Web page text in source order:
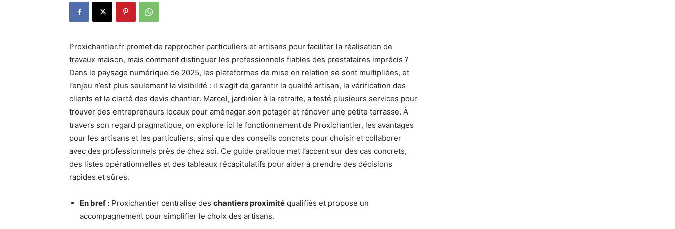
Proxichantier.fr promet de rapprocher particuliers et artisans pour faciliter la réalisation de
travaux maison, mais comment distinguer les professionnels fiables des prestataires imprécis ?
Dans le paysage numérique de 2025, les plateformes de mise en relation se sont multipliées, et
l’enjeu n’est plus seulement la visibilité : il s’agit de garantir la qualité artisan, la vérification des
clients et la clarté des devis chantier. Marcel, jardinier à la retraite, a testé plusieurs services pour
trouver des entrepreneurs locaux pour aménager son potager et rénover une petite terrasse. À
travers son regard pragmatique, on explore ici le fonctionnement de Proxichantier, les avantages
pour les artisans et les particuliers, ainsi que des conseils concrets pour choisir et collaborer
avec des professionnels près de chez soi. Ce guide pratique met l’accent sur des cas concrets,
des listes opérationnelles et des tableaux récapitulatifs pour aider à prendre des décisions
rapides et sûres.
En bref : Proxichantier centralise des chantiers proximité qualifiés et propose un
accompagnement pour simplifier le choix des artisans.